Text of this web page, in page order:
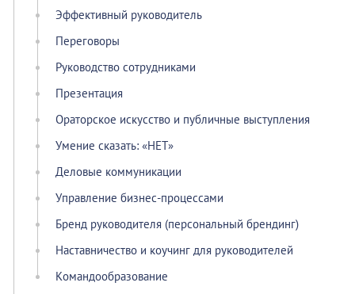
Эффективный руководитель
Переговоры
Руководство сотрудниками
Презентация
Ораторское искусство и публичные выступления
Умение сказать: «НЕТ»
Деловые коммуникации
Управление бизнес-процессами
Бренд руководителя (персональный брендинг)
Наставничество и коучинг для руководителей
Командообразование